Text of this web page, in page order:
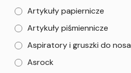
Artykuły papiernicze
Artykuły piśmiennicze
Aspiratory i gruszki do nosa
Asrock